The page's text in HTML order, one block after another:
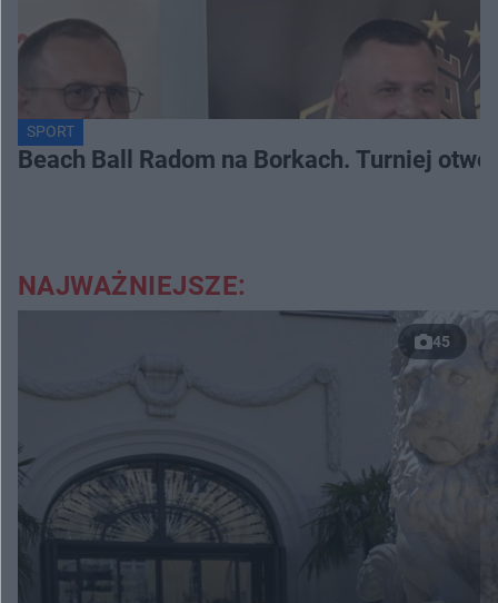
SPORT
Beach Ball Radom na Borkach. Turniej
NAJWAŻNIEJSZE:
45